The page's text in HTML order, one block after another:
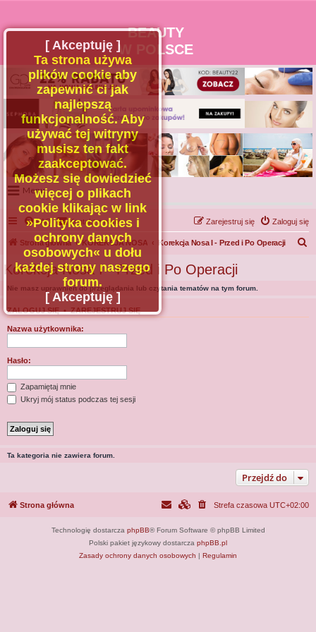
BEAUTY
W POLSCE
Menu
Portal
Facebook
Regulamin
Zapytaj administratora
Kontakt
FAQ Kontakt z nami Zaloguj się
Zarejestruj się
Strona główna KOREKCJA NOSA Korekcja Nosa I - Przed i Po Operacji
Korekcja Nosa I - Przed i Po Operacji
Nie masz uprawnień do przeglądania lub czytania tematów na tym forum.
ZALOGUJ SIĘ•ZAREJESTRUJ SIĘ
Nazwa użytkownika:
Hasło:
Zapamiętaj mnie
Ukryj mój status podczas tej sesji
Ta kategoria nie zawiera forum.
Przejdź do
[ Akceptuję ]
Ta strona używa
plików cookie aby
zapewnić ci jak
najlepszą
funkcjonalność. Aby
używać tej witryny
musisz ten fakt
zaakceptować.
Możesz się dowiedzieć
więcej o plikach
cookie klikając w link
»Polityka cookies i
ochrony danych
osobowych« u dołu
każdej strony naszego
forum.
[ Akceptuję ]
Strona główna Strefa czasowa UTC+02:00
Technologię dostarcza phpBB® Forum Software © phpBB Limited
Polski pakiet językowy dostarcza phpBB.pl
Zasady ochrony danych osobowych | Regulamin